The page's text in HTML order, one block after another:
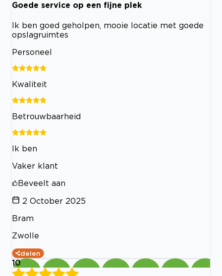
Goede service op een fijne plek
Ik ben goed geholpen, mooie locatie met goede
opslagruimtes
Personeel
Kwaliteit
Betrouwbaarheid
Ik ben
Vaker klant
Beveelt aan
2 October 2025
Bram
Zwolle
delen
10